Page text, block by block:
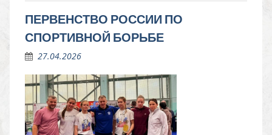
ПЕРВЕНСТВО РОССИИ ПО
СПОРТИВНОЙ БОРЬБЕ
27.04.2026